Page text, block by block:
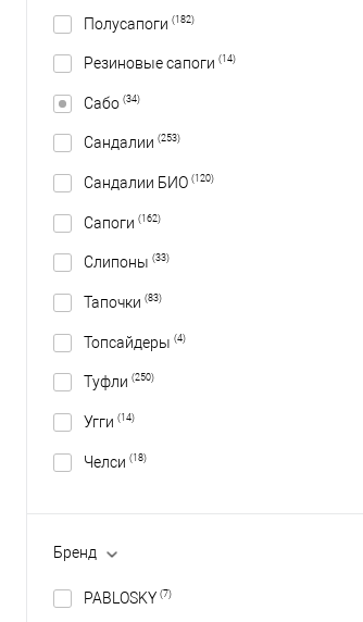
Полусапоги (182)
Резиновые сапоги (14)
Сабо (34)
Сандалии (253)
Сандалии БИО (120)
Сапоги (162)
Слипоны (33)
Тапочки (83)
Топсайдеры (4)
Туфли (250)
Угги (14)
Челси (18)
Бренд
PABLOSKY (7)